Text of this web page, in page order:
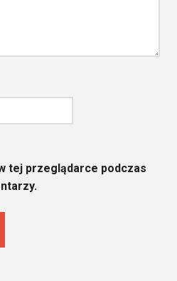
tej przeglądarce podczas